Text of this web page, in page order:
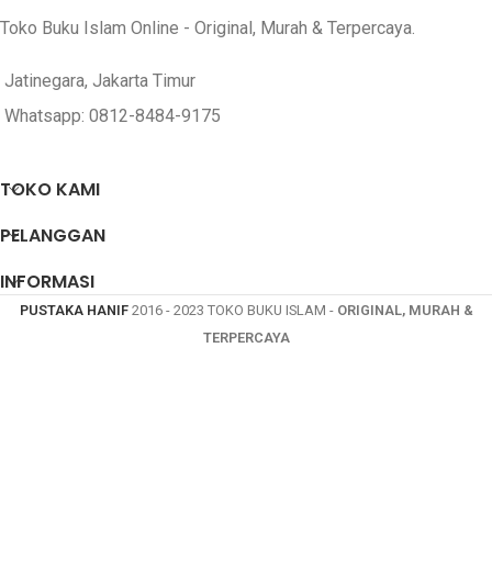
PENERBIT
Pustaka al
PENERBIT As-Salam
Toko Buku Islam Online - Original, Murah & Terpercaya.
Jatinegara, Jakarta Timur
Whatsapp: 0812-8484-9175
TOKO KAMI
PELANGGAN
INFORMASI
PUSTAKA HANIF 2016 - 2023 TOKO BUKU ISLAM - ORIGINAL, MURAH &
TERPERCAYA